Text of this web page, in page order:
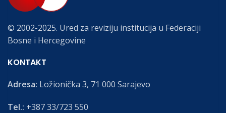
© 2002-2025. Ured za reviziju institucija u Federaciji
Bosne i Hercegovine
KONTAKT
Adresa: Ložionička 3, 71 000 Sarajevo
Tel.: +387 33/723 550